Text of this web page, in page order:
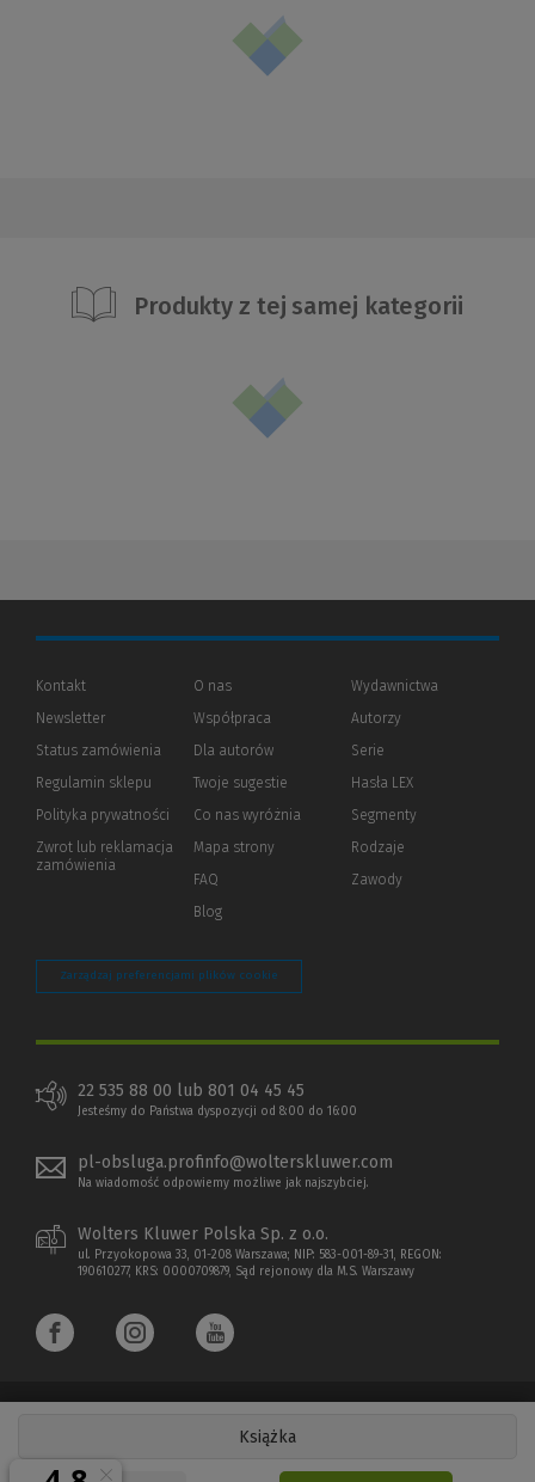
Książka
Produkty z tej samej kategorii
Kontakt
Newsletter
Status zamówienia
Regulamin sklepu
Polityka prywatności (Nowe
(Link
innej
Zwrot lub reklamacja
zamówienia
O nas
Współpraca
Dla autorów(Nowe
(Link
innej
strony)
Twoje sugestie
Co nas wyróżnia
Mapa strony
FAQ
Blog
Wydawnictwa
Autorzy
Serie
Hasła LEX
Segmenty
Rodzaje
Zawody
Zarządzaj preferencjami plików cookie
22 535 88 00 lub 801 04 45 45
Jesteśmy do Państwa dyspozycji od 8:00 do 16:00
pl-obsluga.profinfo@wolterskluwer.com
Na wiadomość odpowiemy możliwe jak najszybciej.
Wolters Kluwer Polska Sp. z o.o.
ul. Przyokopowa 33, 01-208 Warszawa; NIP: 583-001-89-31, REGON:
190610277, KRS: 0000709879, Sąd rejonowy dla M.S. Warszawy
Copyright 1997 - 2026 Wolters Kluwer Polska Sp. z o.o.